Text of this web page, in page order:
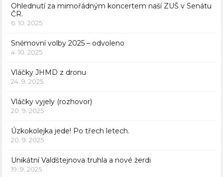
Ohlednutí za mimořádným koncertem naší ZUŠ v Senátu
ČR.
6. 10. 2025
Sněmovní volby 2025 – odvoleno
4. 10. 2025
Vláčky JHMD z dronu
24. 9. 2025
Vláčky vyjely (rozhovor)
20. 9. 2025
Úzkokolejka jede! Po třech letech.
20. 9. 2025
Unikátní Valdštejnova truhla a nové žerdi
19. 9. 2025